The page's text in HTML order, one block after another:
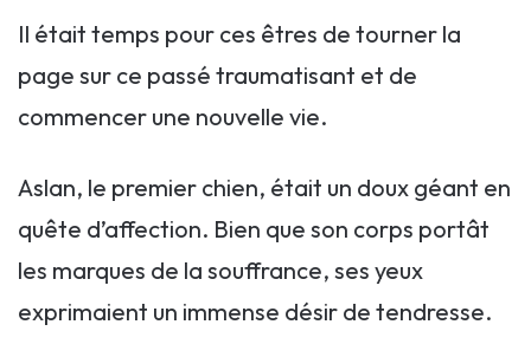
Il était temps pour ces êtres de tourner la
page sur ce passé traumatisant et de
commencer une nouvelle vie.
Aslan, le premier chien, était un doux géant en
quête d’affection. Bien que son corps portât
les marques de la souffrance, ses yeux
exprimaient un immense désir de tendresse.